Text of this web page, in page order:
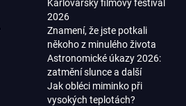
Karlovarský filmový festival
2026
Znamení, že jste potkali
někoho z minulého života
Astronomické úkazy 2026:
zatmění slunce a další
Jak obléci miminko při
vysokých teplotách?